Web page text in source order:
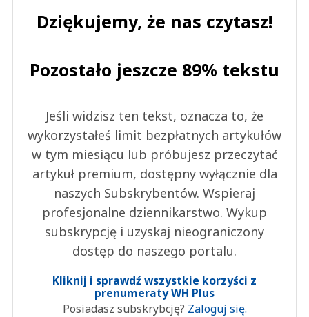
Dziękujemy, że nas czytasz!
Pozostało jeszcze 89% tekstu
Jeśli widzisz ten tekst, oznacza to, że
wykorzystałeś limit bezpłatnych artykułów
w tym miesiącu lub próbujesz przeczytać
artykuł premium, dostępny wyłącznie dla
naszych Subskrybentów. Wspieraj
profesjonalne dziennikarstwo. Wykup
subskrypcję i uzyskaj nieograniczony
dostęp do naszego portalu.
Kliknij i sprawdź wszystkie korzyści z
prenumeraty WH Plus
Posiadasz subskrybcję? Zaloguj się.